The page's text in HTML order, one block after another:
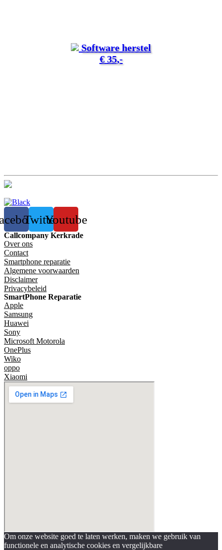
Software herstel
€ 35,-
TwitterYoutube
Callcompany Kerkrade
Over ons
Contact
Smartphone reparatie
Algemene voorwaarden
Disclaimer
Privacybeleid
SmartPhone Reparatie
Apple
Samsung
Huawei
Sony
Microsoft Motorola
OnePlus
Wiko
oppo
Xiaomi
Om onze website goed te laten werken, maken we gebruik van
functionele en analytische cookies en vergelijkbare